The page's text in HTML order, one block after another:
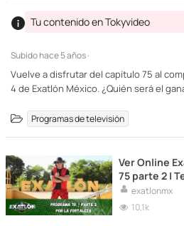
Subidohace 5 años ·
Tu contenido en Tokyvideo
Vuelve a disfrutar del capítulo 75 al
4 de Exatlón México. ¿Quién será el
Programas de televisión
Ver Online
75 parte 2 |
exatlonmx
10,1k